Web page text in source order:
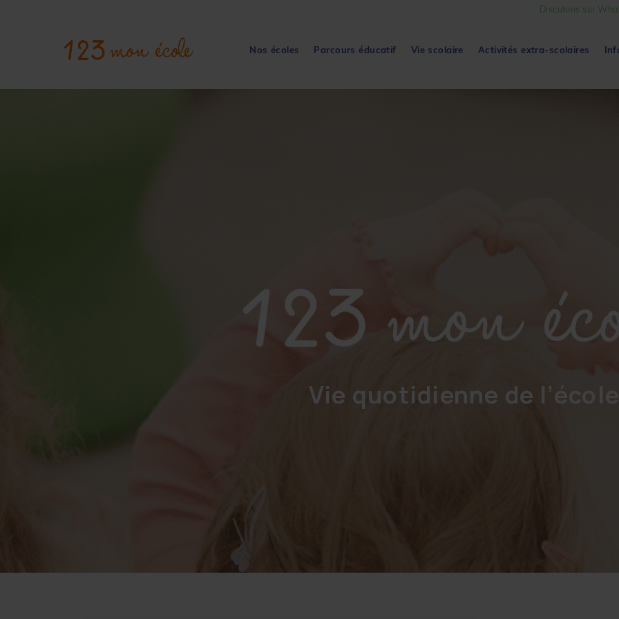
Discutons sur
Nos écoles Parcours éducatif Vie scolaire Activités extra-scolaires
Vie quotidienne de